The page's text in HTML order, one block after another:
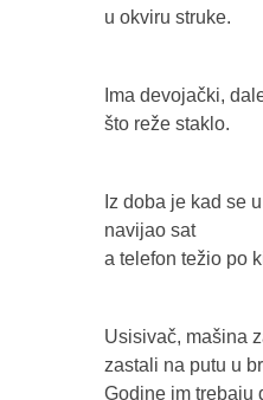
u okviru struke.
Ima devojački,
što reže staklo.
Iz doba je kad se
navijao sat
a telefon težio po
Usisivač, mašina
zastali na putu u
Godine im trebaju